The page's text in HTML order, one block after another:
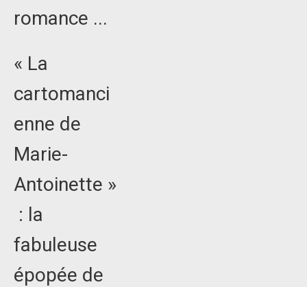
romance ...
« La
cartomanci
enne de
Marie-
Antoinette »
: la
fabuleuse
épopée de